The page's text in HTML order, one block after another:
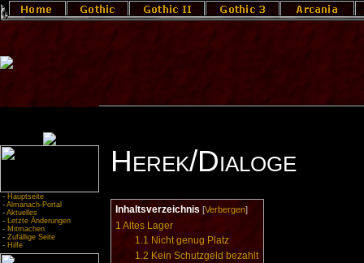
- Hauptseite
- Almanach-Portal
- Aktuelles
- Letzte Änderungen
- Mitmachen
- Zufällige Seite
- Hilfe
Herek/Dialoge
Inhaltsverzeichnis [Verbergen]
1 Altes Lager
1.1 Nicht genug Platz
1.2 Kein Schutzgeld bezahlt